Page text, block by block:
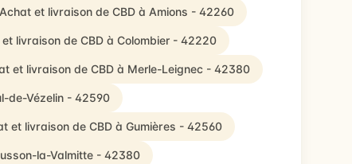
Achat et livraison de CBD à Amions - 42260
livraison de CBD à Colombier - 42220
et livraison de CBD à Merle-Leignec - 42380
de-Vézelin - 42590
et livraison de CBD à Gumières - 42560
la-Valmitte - 42380